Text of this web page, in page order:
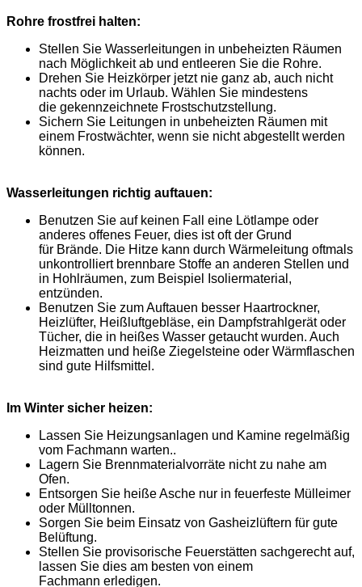
Rohre frostfrei halten:
Stellen Sie Wasserleitungen in unbeheizten Räumen
nach Möglichkeit ab und entleeren Sie die Rohre.
Drehen Sie Heizkörper jetzt nie ganz ab, auch nicht
nachts oder im Urlaub. Wählen Sie mindestens
die gekennzeichnete Frostschutzstellung.
Sichern Sie Leitungen in unbeheizten Räumen mit
einem Frostwächter, wenn sie nicht abgestellt werden
können.
Wasserleitungen richtig auftauen:
Benutzen Sie auf keinen Fall eine Lötlampe oder
anderes offenes Feuer, dies ist oft der Grund
für Brände. Die Hitze kann durch Wärmeleitung oftmals
unkontrolliert brennbare Stoffe an anderen Stellen und
in Hohlräumen, zum Beispiel Isoliermaterial,
entzünden.
Benutzen Sie zum Auftauen besser Haartrockner,
Heizlüfter, Heißluftgebläse, ein Dampfstrahlgerät oder
Tücher, die in heißes Wasser getaucht wurden. Auch
Heizmatten und heiße Ziegelsteine oder Wärmflaschen
sind gute Hilfsmittel.
Im Winter sicher heizen:
Lassen Sie Heizungsanlagen und Kamine regelmäßig
vom Fachmann warten..
Lagern Sie Brennmaterialvorräte nicht zu nahe am
Ofen.
Entsorgen Sie heiße Asche nur in feuerfeste Mülleimer
oder Mülltonnen.
Sorgen Sie beim Einsatz von Gasheizlüftern für gute
Belüftung.
Stellen Sie provisorische Feuerstätten sachgerecht auf,
lassen Sie dies am besten von einem
Fachmann erledigen.